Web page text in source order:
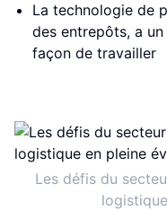
La technologie de
des entrepôts, a
façon de travailler
Les défis du